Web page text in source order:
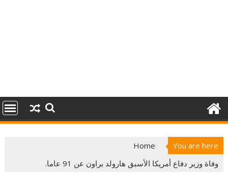
You are here
Home
وفاة وزير دفاع أمريكا الأسبق هارولد براون عن 91 عاما.